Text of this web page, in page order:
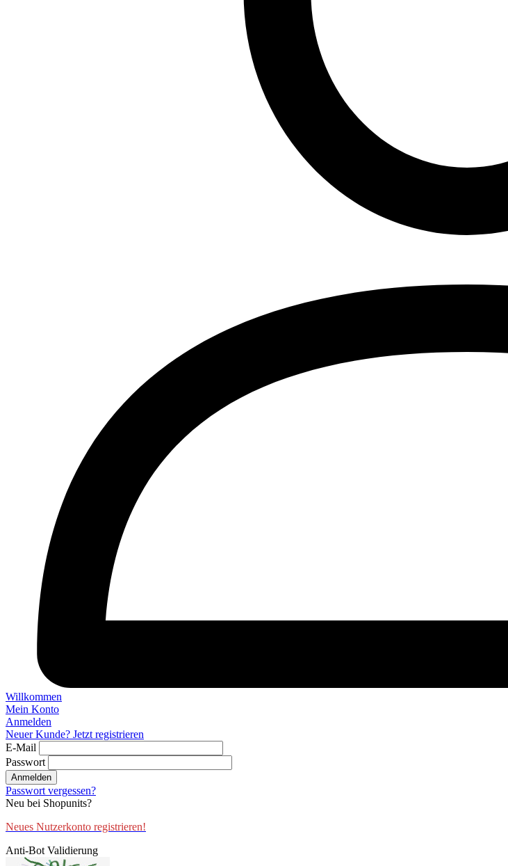
Willkommen
Mein Konto
Anmelden
Neuer Kunde? Jetzt registrieren
E-Mail
Passwort
Anmelden
Passwort vergessen?
Neu bei Shopunits?
Neues Nutzerkonto registrieren!
Anti-Bot Validierung